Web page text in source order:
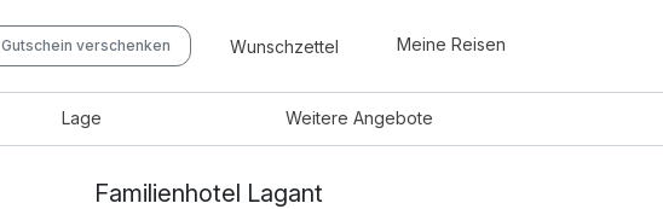
Gutschein verschenken Wunschzettel Meine Reisen
Lage WeitereAngebote
Familienhotel Lagant